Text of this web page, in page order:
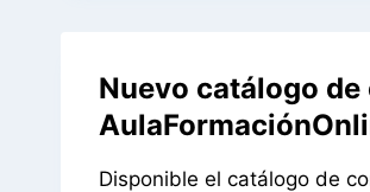
Nuevo catálogo
Disponible el catálogo de